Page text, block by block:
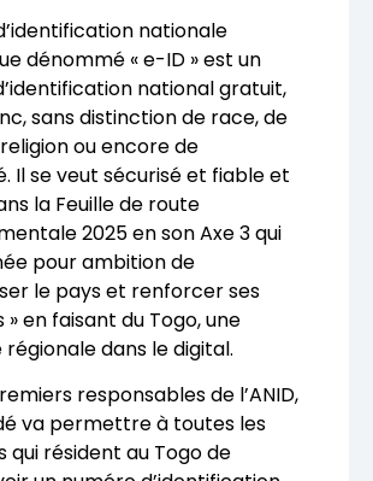
nationale
dénommé « e-ID » est un
national gratuit,
sans distinction de race, de
ou encore de
Il se veut sécurisé et fiable et
la Feuille de route
2025 en son Axe 3 qui
pour ambition de
le pays et renforcer ses
en faisant du Togo, une
dans le digital.
responsables de l’ANID,
va permettre à toutes les
qui résident au Togo de